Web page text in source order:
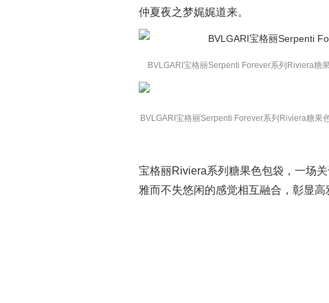
仲夏夜之梦娓娓道来。
BVLGARI宝格丽Serpenti Forever系列Riviera糖
BVLGARI宝格丽Serpenti Forever系列Riviera糖
宝格丽Riviera系列糖果色包袋，一场
雅而不失悠闲的感觉相互融合，彰显高